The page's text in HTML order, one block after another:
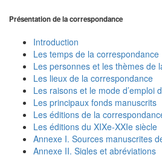
Présentation de la correspondance
Introduction
Les temps de la correspondance
Les personnes et les thèmes de
Les lieux de la correspondance
Les raisons et le mode d’emploi
Les principaux fonds manuscrits
Les éditions de la
Les éditions du XIXe-XXIe siècle
Annexe I. Sources manuscrites
Annexe II. Sigles et abréviations